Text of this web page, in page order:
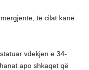
të cilat kanë
vdekjen e 34-
apo shkaqet që